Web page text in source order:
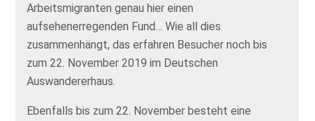
Arbeitsmigranten genau hier einen
aufsehenerregenden Fund… Wie all dies
zusammenhängt, das erfahren Besucher noch bis
zum 22. November 2019 im Deutschen
Auswandererhaus.
Ebenfalls bis zum 22. November besteht eine